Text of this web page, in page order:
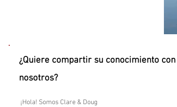
¿Quiere compartir su conocimiento con
nosotros?
¡Hola! Somos Clare & Doug